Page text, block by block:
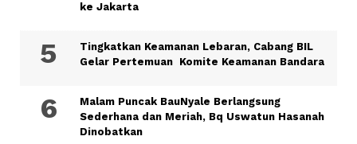
ke Jakarta
Tingkatkan Keamanan Lebaran, Cabang BIL
Gelar Pertemuan Komite Keamanan Bandara
Malam Puncak BauNyale Berlangsung
Sederhana dan Meriah, Bq Uswatun Hasanah
Dinobatkan